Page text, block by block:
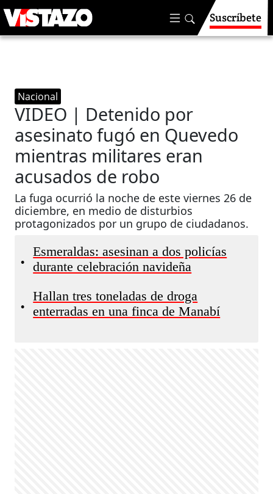
Suscríbete
Nacional
VIDEO | Detenido por
asesinato fugó en Quevedo
mientras militares eran
acusados de robo
La fuga ocurrió la noche de este viernes 26 de
diciembre, en medio de disturbios
protagonizados por un grupo de ciudadanos.
•
Esmeraldas: asesinan a dos policías
durante celebración navideña
•
Hallan tres toneladas de droga
enterradas en una finca de Manabí